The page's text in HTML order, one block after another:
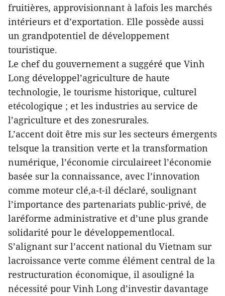
fruitières, approvisionnant à lafois les marchés
intérieurs et d’exportation. Elle possède aussi
un grandpotentiel de développement
touristique.
Le chef du gouvernement a suggéré que Vinh
Long développel’agriculture de haute
technologie, le tourisme historique, culturel
etécologique ; et les industries au service de
l’agriculture et des zonesrurales.
L’accent doit être mis sur les secteurs émergents
telsque la transition verte et la transformation
numérique, l’économie circulaireet l’économie
basée sur la connaissance, avec l’innovation
comme moteur clé,a-t-il déclaré, soulignant
l’importance des partenariats public-privé, de
laréforme administrative et d’une plus grande
solidarité pour le développementlocal.
S’alignant sur l’accent national du Vietnam sur
lacroissance verte comme élément central de la
restructuration économique, il asouligné la
nécessité pour Vinh Long d’investir davantage